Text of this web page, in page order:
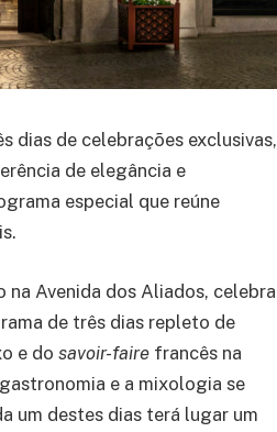
dias de celebrações exclusivas,
de elegância e
especial que reúne
na Avenida dos Aliados, celebra
de três dias repleto de
e do savoir-faire francês na
e a mixologia se
um destes dias terá lugar um